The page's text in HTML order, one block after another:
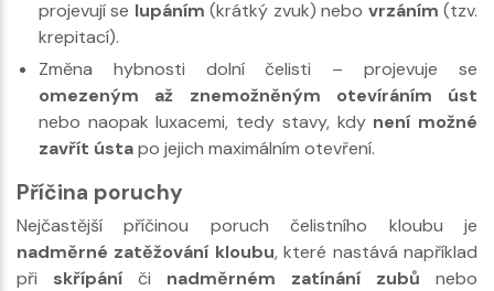
projevují se lupáním (krátký zvuk) nebo vrzáním (tzv.
krepitací).
Změna hybnosti dolní čelisti – projevuje se
omezeným až znemožněným otevíráním úst
nebo naopak luxacemi, tedy stavy, kdy není možné
zavřít ústapo jejich maximálním otevření.
Příčina poruchy
Nejčastější příčinou poruch čelistního kloubu je
nadměrné zatěžování kloubu, které nastává například
při skřípání či nadměrném zatínání zubů nebo